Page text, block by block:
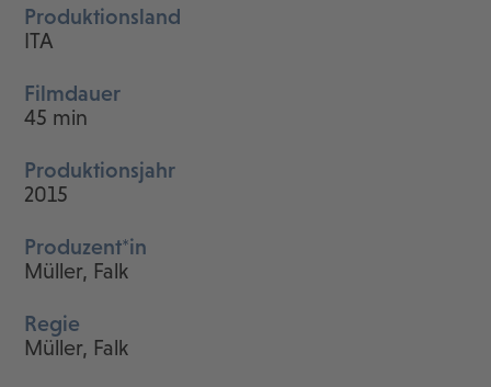
Produktionsland
ITA
Filmdauer
45 min
Produktionsjahr
2015
Produzent*in
Müller, Falk
Regie
Müller, Falk